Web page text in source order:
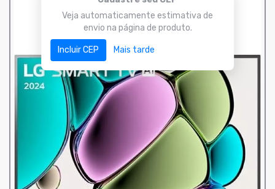
Veja automaticamente estimativa de
envio na página de produto.
Incluir CEP Mais tarde